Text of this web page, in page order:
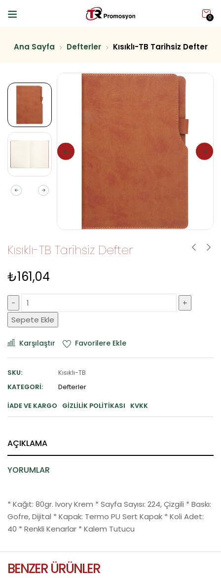
0
Ana Sayfa Defterler Kısıklı-TB Tarihsiz Defter
Kısıklı-TB Tarihsiz Defter
₺161,04
Sepete Ekle
Karşılaştır Favorilere Ekle
SKU:
Kısıklı-TB
KATEGORI:
Defterler
İADE VE KARGO
GIZLILIK POLITIKASI KVKK
AÇIKLAMA
YORUMLAR
* Kağıt: 80gr. Ivory Krem * Sayfa Sayısı: 224, Çizgili * Baskı:
Gofre, Dijital * Kapak: Termo PU Sert Kapak * Koli Adet:
40 * Renkli Kenarlar * Kalem Tutucu
BENZER ÜRÜNLER